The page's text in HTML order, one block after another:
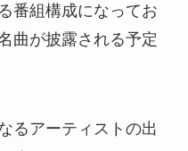
番組構成になってお
曲が披露される予定
るアーティストの出